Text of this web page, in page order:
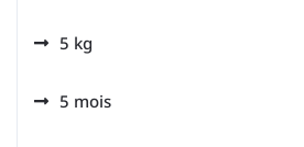
5 kg
5 mois